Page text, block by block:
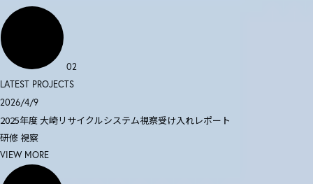
02
LATEST PROJECTS
2026/4/9
2025年度 大崎リサイクルシステム視察受け入れレポート
研修視察
VIEW MORE